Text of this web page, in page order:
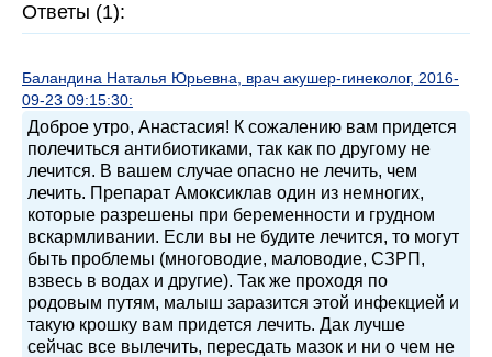
Ответы (1):
Баландина Наталья Юрьевна, врач акушер-гинеколог, 2016-
09-23 09:15:30:
Доброе утро, Анастасия! К сожалению вам придется
полечиться антибиотиками, так как по другому не
лечится. В вашем случае опасно не лечить, чем
лечить. Препарат Амоксиклав один из немногих,
которые разрешены при беременности и грудном
вскармливании. Если вы не будите лечится, то могут
быть проблемы (многоводие, маловодие, СЗРП,
взвесь в водах и другие). Так же проходя по
родовым путям, малыш заразится этой инфекцией и
такую крошку вам придется лечить. Дак лучше
сейчас все вылечить, пересдать мазок и ни о чем не